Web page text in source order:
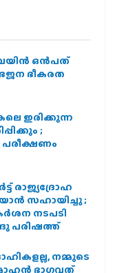
ഒന്‍പത്
ഭീകരത
ഇരിക്കുന്ന
;
പരീക്ഷണം
രാജ്യദ്രോഹ
സഹായിച്ചു ;
നടപടി
പരിഷത്ത്
നമ്മുടെ
ഭാഗവത്